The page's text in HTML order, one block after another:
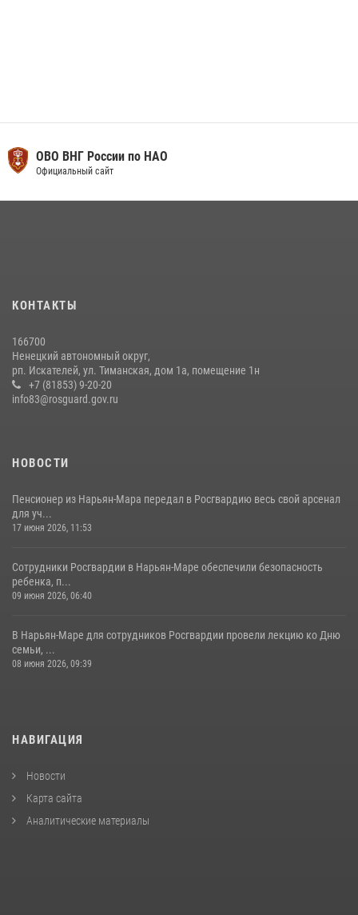
ОВО ВНГ России по НАО
Официальный сайт
КОНТАКТЫ
166700
Ненецкий автономный округ,
рп. Искателей, ул. Тиманская, дом 1а, помещение 1н
+7 (81853) 9-20-20
info83@rosguard.gov.ru
НОВОСТИ
Пенсионер из Нарьян-Мара передал в Росгвардию весь свой арсенал
для уч...
17 июня 2026, 11:53
Сотрудники Росгвардии в Нарьян-Маре обеспечили безопасность
ребенка, п...
09 июня 2026, 06:40
В Нарьян-Маре для сотрудников Росгвардии провели лекцию ко Дню
семьи, ...
08 июня 2026, 09:39
НАВИГАЦИЯ
Новости
Карта сайта
Аналитические материалы